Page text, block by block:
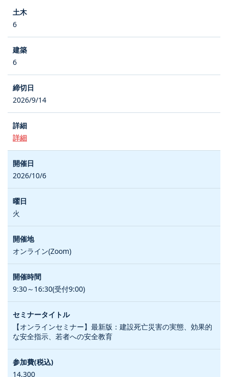
6
6
2026/9/14
詳細
2026/10/6
火
オンライン(Zoom)
9:30～16:30(受付9:00)
【オンラインセミナー】最新版：建設死亡災害の実態、効果的
な安全指示、若者への安全教育
14,300